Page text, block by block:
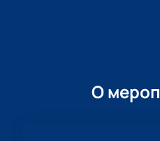
О